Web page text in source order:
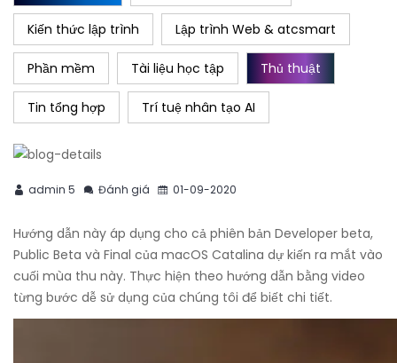
Kiến thức lập trình Lập trình Web & atcsmart
Phần mềm Tài liệu học tập Thủ thuật
Tin tổng hợp Trí tuệ nhân tạo AI
admin 5 Đánh giá 01-09-2020
Hướng dẫn này áp dụng cho cả phiên bản Developer beta,
Public Beta và Final của macOS Catalina dự kiến ​​ra mắt vào
cuối mùa thu này. Thực hiện theo hướng dẫn bằng video
từng bước dễ sử dụng của chúng tôi để biết chi tiết.